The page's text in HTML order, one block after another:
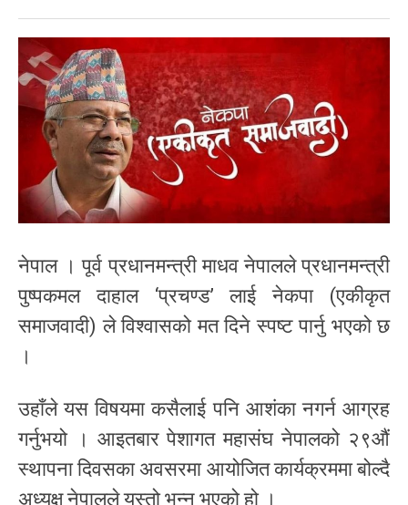
नेपाल । पूर्व प्रधानमन्त्री माधव नेपालले प्रधानमन्त्री
पुष्पकमल दाहाल ‘प्रचण्ड’ लाई नेकपा (एकीकृत
समाजवादी) ले विश्वासको मत दिने स्पष्ट पार्नु भएको छ
।
उहाँले यस विषयमा कसैलाई पनि आशंका नगर्न आग्रह
गर्नुभयो । आइतबार पेशागत महासंघ नेपालको २९औं
स्थापना दिवसका अवसरमा आयोजित कार्यक्रममा बोल्दै
अध्यक्ष नेपालले यस्तो भन्नु भएको हो ।